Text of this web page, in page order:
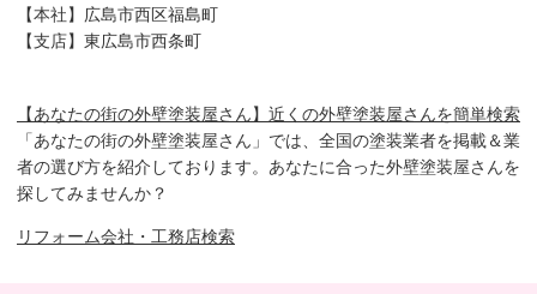
【本社】広島市西区福島町
【支店】東広島市西条町
【あなたの街の外壁塗装屋さん】近くの外壁塗装屋さんを簡単検索
「あなたの街の外壁塗装屋さん」では、全国の塗装業者を掲載＆業
者の選び方を紹介しております。あなたに合った外壁塗装屋さんを
探してみませんか？
リフォーム会社・工務店検索